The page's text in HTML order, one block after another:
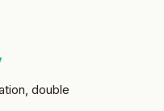
double